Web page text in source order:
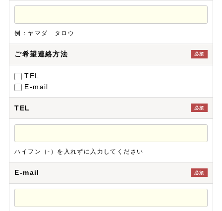
例：ヤマダ タロウ
ご希望連絡方法 必須
TEL
E-mail
TEL 必須
ハイフン（-）を入れずに入力してください
E-mail 必須